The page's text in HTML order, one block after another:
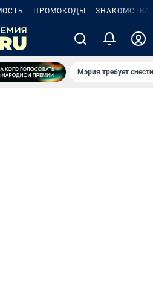
ПРОМОКОДЫ ЗНАКОМСТВА
Мэрия требует